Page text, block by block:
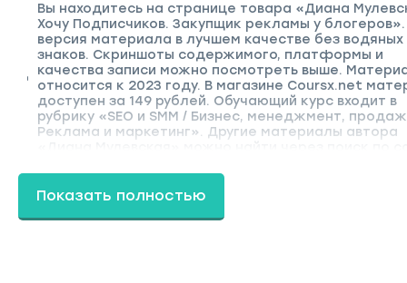
Вы находитесь на странице товара «Диана
Хочу Подписчиков. Закупщик рекламы у
версия материала в лучшем качестве без водяных
знаков. Скриншоты содержимого, платформы и
качества записи можно посмотреть выше.
относится к 2023 году. В магазине Coursx.net
доступен за 149 рублей. Обучающий курс входит в
рубрику «SEO и SMM / Бизнес, менеджмент,
Реклама и маркетинг». Другие материалы автора
Показать полностью